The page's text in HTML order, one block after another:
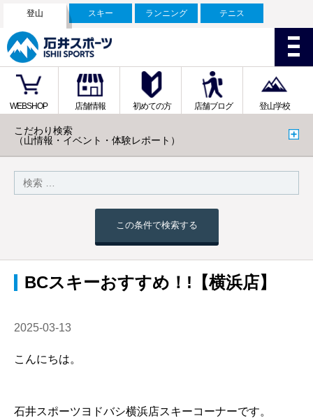
登山 スキー ランニング テニス
WEBSHOP 店舗情報 初めての方 店舗ブログ 登山学校
こだわり検索
（山情報・イベント・体験レポート）
この条件で検索する
BCスキーおすすめ！!【横浜店】
2025-03-13
こんにちは。
石井スポーツヨドバシ横浜店スキーコーナーです。